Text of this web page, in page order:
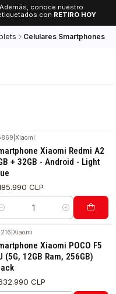
conoce nuestro
con RETIRO HOY
Celulares Smartphones
|Xiaomi
Xiaomi Redmi A2
+ 32GB - Android - Light
CLP
|Xiaomi
Xiaomi POCO F5
(5G, 12GB Ram, 256GB)
CLP